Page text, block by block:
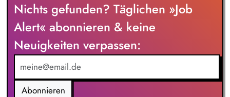
Nichts gefunden? Täglichen »Job
Alert« abonnieren & keine
Neuigkeiten verpassen:
Abonnieren